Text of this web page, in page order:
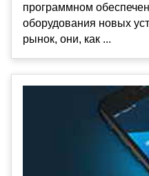
программном
оборудования новых
рынок, они, как ...